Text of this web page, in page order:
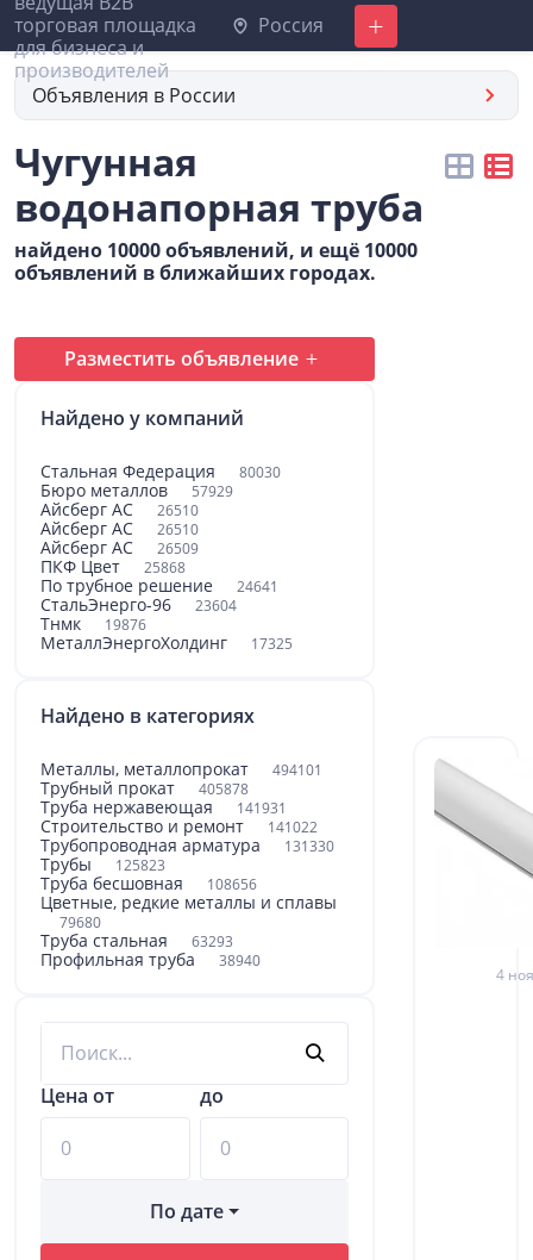
Россия Добавить
Объявления в России
Чугунная
водонапорная труба
найдено 10000 объявлений, и ещё 10000
объявлений в ближайших городах.
Разместить объявление
Найдено у компаний
Стальная Федерация 80030
Бюро металлов 57929
Айсберг АС 26510
Айсберг АС 26510
Айсберг АС 26509
ПКФ Цвет 25868
По трубное решение 24641
СтальЭнерго-96 23604
Тнмк 19876
МеталлЭнергоХолдинг 17325
Найдено в категориях
Металлы, металлопрокат 494101
Трубный прокат 405878
Труба нержавеющая 141931
Строительство и ремонт 141022
Трубопроводная арматура 131330
Трубы 125823
Труба бесшовная 108656
Цветные, редкие металлы и сплавы
79680
Труба стальная 63293
Профильная труба 38940
Цена от до
По дате
4